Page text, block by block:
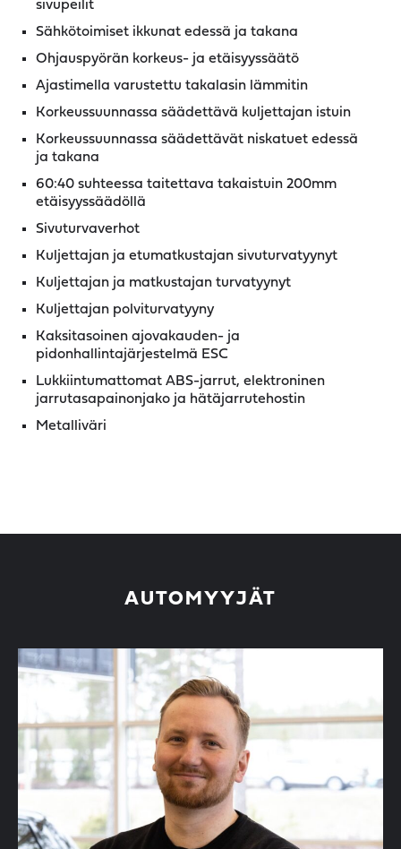
sivupeilit
Sähkötoimiset ikkunat edessä ja takana
Ohjauspyörän korkeus- ja etäisyyssäätö
Ajastimella varustettu takalasin lämmitin
Korkeussuunnassa säädettävä kuljettajan istuin
Korkeussuunnassa säädettävät niskatuet edessä
ja takana
60:40 suhteessa taitettava takaistuin 200mm
etäisyyssäädöllä
Sivuturvaverhot
Kuljettajan ja etumatkustajan sivuturvatyynyt
Kuljettajan ja matkustajan turvatyynyt
Kuljettajan polviturvatyyny
Kaksitasoinen ajovakauden- ja
pidonhallintajärjestelmä ESC
Lukkiintumattomat ABS-jarrut, elektroninen
jarrutasapainonjako ja hätäjarrutehostin
Metalliväri
AUTOMYYJÄT